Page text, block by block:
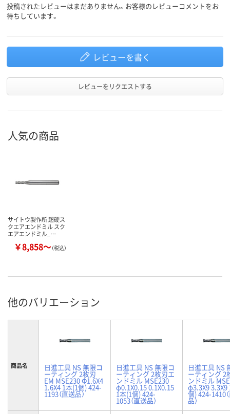
投稿されたレビューはまだありません。お客様のレビューコメントをお
待ちしています。
レビューを書く
レビューをリクエストする
人気の商品
サイトウ製作所 超硬ス
クエアエンドミル スク
エアエンドミル_…
￥8,858～（税込）
他のバリエーション
商品名 日進工具 NS 無限コ
ーティング 2枚刃
EM MSE230 Φ1.6X4
1.6X4 1本(1個) 424-
1193（直送品）
日進工具 NS 無限コ
ーティング 2枚刃エ
ンドミル MSE230
φ0.1X0.15 0.1X0.15
1本(1個) 424-
1053（直送品）
日進工具 NS
ーティング 2
ンドミル
φ3.3X9 3.3X9
個) 424-1410
品）